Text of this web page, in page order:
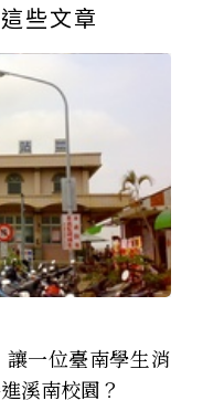
些文章
一位臺南學生消
溪南校園？